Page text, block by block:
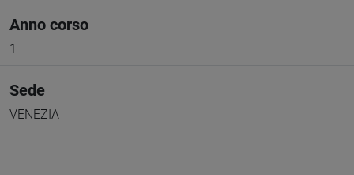
Anno corso
1
Sede
VENEZIA